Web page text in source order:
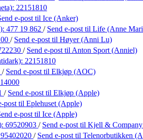
22151810
e-post til Ice (Anker)
477 19 862 / Send e-post til Life (Anne
/ Send e-post til Høyer (Anni Lu)
/ Send e-post til Anton Sport (Anniel)
22151810
/ Send e-post til Elkjøp (AOC)
/ Send e-post til Elkjøp (Apple)
post til Eplehuset (Apple)
e-post til Ice (Apple)
69520903 / Send e-post til Kjell &
95402020 / Send e-post til Telenorbutikken